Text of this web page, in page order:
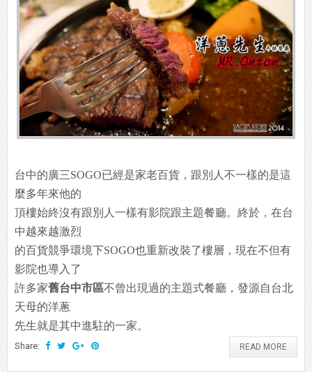
台中的廣三SOGO已經是家老百貨，跟別人不一樣的是這
麼多年來他的
頂樓始終沒有跟別人一樣有影院跟主題餐廳。終於，在台
中越來越激烈
的百貨競爭環境下SOGO也重新改裝了樓層，現在不但有
影院也導入了
許多家舊台中市區不曾出現過的主題式餐廳，發源自台北
天母的洋蔥
先生就是其中進駐的一家。
Share: READ MORE